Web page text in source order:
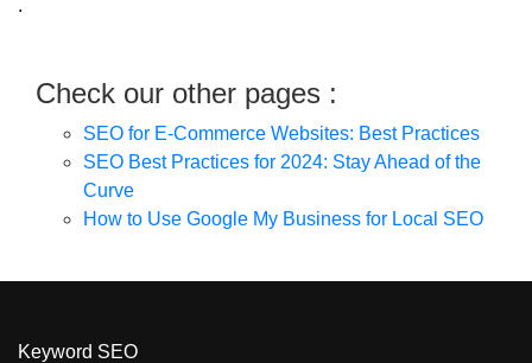
.
Check our other pages :
SEO for E-Commerce Websites: Best Practices
SEO Best Practices for 2024: Stay Ahead of the
Curve
How to Use Google My Business for Local SEO
Keyword SEO